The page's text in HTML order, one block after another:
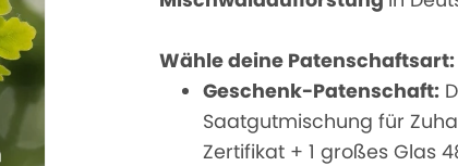
Wähle deine Patenschaftsart:
Geschenk-Patenschaft:
Saatgutmischung für
Zertifikat + 1 großes Glas